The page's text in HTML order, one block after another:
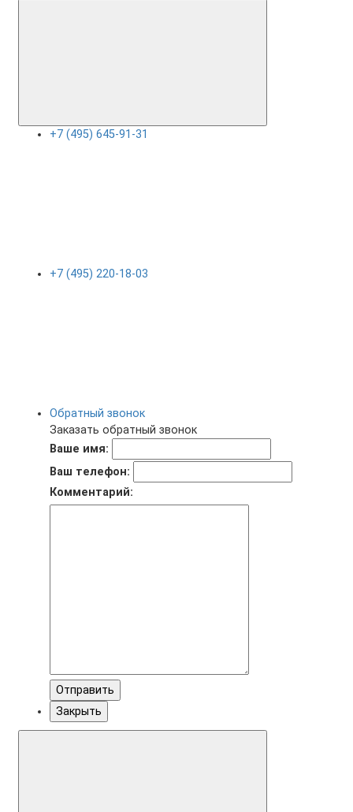
+7 (495) 645-91-31
+7 (495) 220-18-03
Обратный звонок
Заказать обратный звонок
Ваше имя:
Ваш телефон:
Комментарий:
Отправить
Закрыть